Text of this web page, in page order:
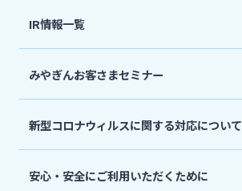
ニュースリリース一覧
採用情報
お問い合わせ先一覧
IR情報一覧
みやぎんお客さまセミナー
新型コロナウィルスに関する対応について
安心・安全にご利用いただくために